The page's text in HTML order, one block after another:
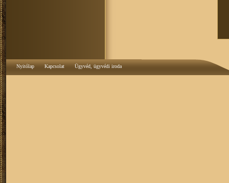
Nyitólap Kapcsolat Ügyvéd, ügyvédi iroda